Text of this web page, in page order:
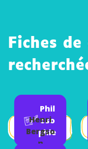
Fiches
Phil
oso
phie
Henri
Bergso
n